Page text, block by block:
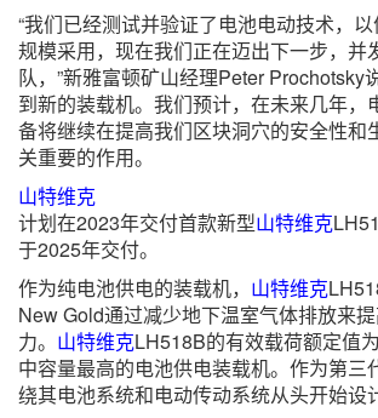
“我们已经测试并验证了电池电动技术，
规模采用，现在我们正在迈出下一步，并
队，”新雅富顿矿山经理Peter Prochotsky
到新的装载机。我们预计，在未来几年，
备将继续在提高我们区块洞穴的安全性和
关重要的作用。
山特维克
计划在2023年交付首款新型山特维克
于2025年交付。
作为纯电池供电的装载机， 山特维克
New Gold通过减少地下温室气体排放来
力。 山特维克LH518B的有效载荷额定值
中容量最高的电池供电装载机。作为第三
绕其电池系统和电动传动系统从头开始设